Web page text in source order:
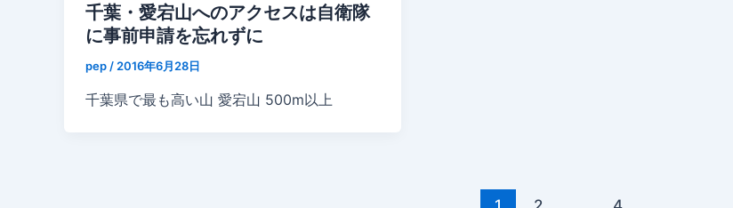
千葉・愛宕山へのアクセスは自衛隊
に事前申請を忘れずに
pep / 2016年6月28日
千葉県で最も高い山 愛宕山 500m以上